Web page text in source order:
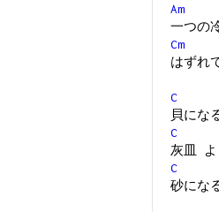
Am
一つの
Cm
はずれ
C
貝にな
C
灰皿
C
砂にな